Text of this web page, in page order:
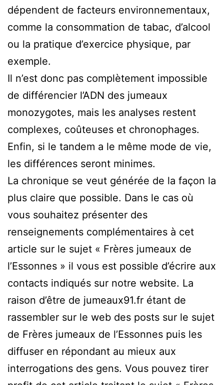
dépendent de facteurs environnementaux,
comme la consommation de tabac, d’alcool
ou la pratique d’exercice physique, par
exemple.
Il n’est donc pas complètement impossible
de différencier l’ADN des jumeaux
monozygotes, mais les analyses restent
complexes, coûteuses et chronophages.
Enfin, si le tandem a le même mode de vie,
les différences seront minimes.
La chronique se veut générée de la façon la
plus claire que possible. Dans le cas où
vous souhaitez présenter des
renseignements complémentaires à cet
article sur le sujet « Frères jumeaux de
l’Essonnes » il vous est possible d’écrire aux
contacts indiqués sur notre website. La
raison d’être de jumeaux91.fr étant de
rassembler sur le web des posts sur le sujet
de Frères jumeaux de l’Essonnes puis les
diffuser en répondant au mieux aux
interrogations des gens. Vous pouvez tirer